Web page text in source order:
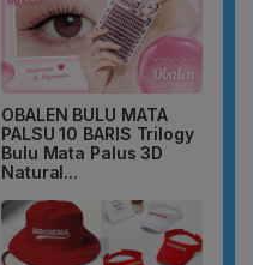
OBALEN BULU MATA
PALSU 10 BARIS Trilogy
Bulu Mata Palus 3D
Natural...